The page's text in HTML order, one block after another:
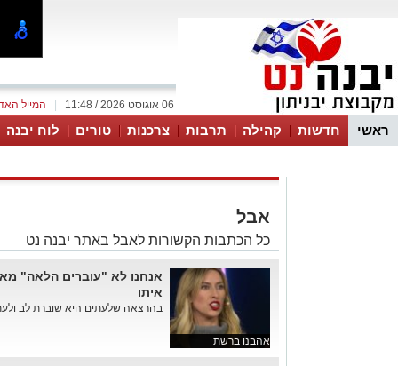
המייל 06 אוגוסט 2026 / 11:48
ראשי חדשות קהילה תרבות צרכנות טורים לוח יבנה
אבל
כל הכתבות הקשורות לאבל באתר יבנה נט
אהבנו ברשת
אנחנו לא "עוברים הלאה"
איתו
בהרצאה שלעתים היא שוברת לב